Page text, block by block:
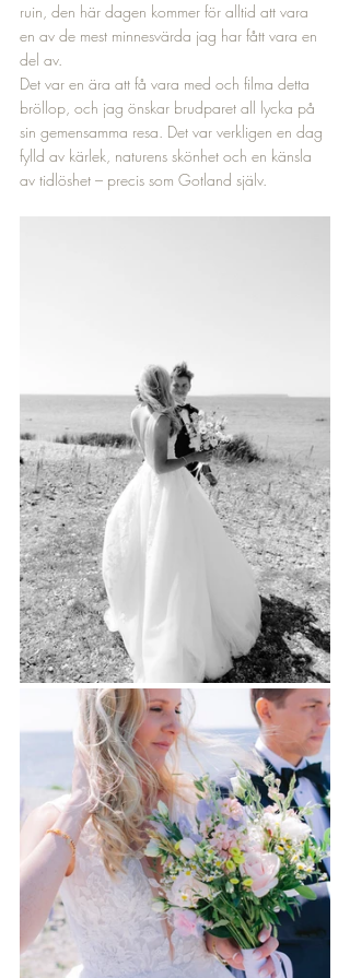
ruin, den här dagen kommer för alltid att vara
en av de mest minnesvärda jag har fått vara en
del av.
Det var en ära att få vara med och filma detta
bröllop, och jag önskar brudparet all lycka på
sin gemensamma resa. Det var verkligen en dag
fylld av kärlek, naturens skönhet och en känsla
av tidlöshet – precis som Gotland själv.